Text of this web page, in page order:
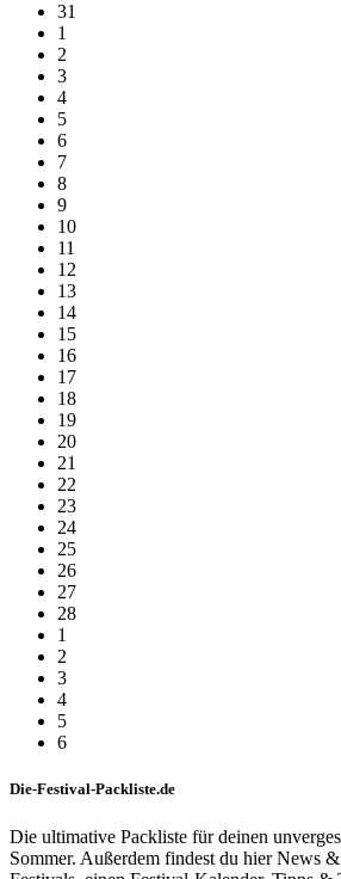
31
1
2
3
4
5
6
7
8
9
10
11
12
13
14
15
16
17
18
19
20
21
22
23
24
25
26
27
28
1
2
3
4
5
6
Die-Festival-Packliste.de
Die ultimative Packliste für deinen
Sommer. Außerdem findest du hier News